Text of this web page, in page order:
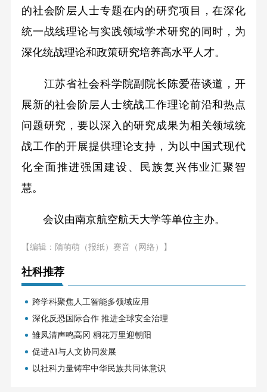
的社会阶层人士专题在内的研究项目，在深化
统一战线理论与实践领域学术研究的同时，为
深化统战理论和政策研究培养高水平人才。
江苏省社会科学院副院长陈爱蓓谈道，开
展新的社会阶层人士统战工作理论前沿和热点
问题研究，要以深入的研究成果为相关领域统
战工作的开展提供理论支持，为以中国式现代
化全面推进强国建设、民族复兴伟业汇聚智
慧。
会议由南京航空航天大学等单位主办。
【编辑：隋萌萌（报纸）赛音（网络）】
社科推荐
跨学科聚焦人工智能多领域应用
深化反恐国际合作 推进全球安全治理
雏凤清声鸣高冈 桐花万里迎朝阳
促进AI与人文协同发展
以社科力量铸牢中华民族共同体意识